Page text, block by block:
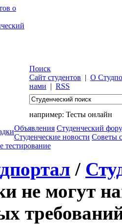
Поиск
Сайт студентов | О
нами | RSS
например: Тесты онлайн
Объявления Студенческий
Студенческие новости Советы
тестирование
/
не могут